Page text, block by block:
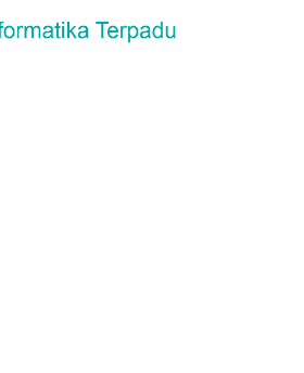
Sistem Informasi
Film berbasis